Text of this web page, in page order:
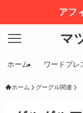
アフ
マ
ホーム ワードプレ
ホーム グーグル関連